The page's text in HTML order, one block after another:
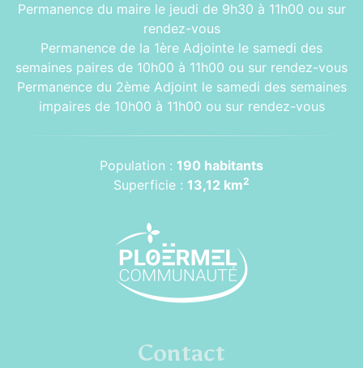
Permanence du maire le jeudi de 9h30 à 11h00 ou sur
rendez-vous
Permanence de la 1ère Adjointe le samedi des
semaines paires de 10h00 à 11h00 ou sur rendez-vous
Permanence du 2ème Adjoint le samedi des semaines
impaires de 10h00 à 11h00 ou sur rendez-vous
Population : 190 habitants
Superficie : 13,12 km2
Contact